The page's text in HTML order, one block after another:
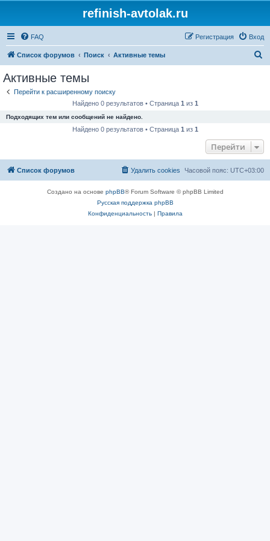
refinish-avtolak.ru
FAQ Вход
Регистрация
Список форумов Поиск Активные темы
Активные темы
Перейти к расширенному поиску
Найдено 0 результатов • Страница 1 из 1
Подходящих тем или сообщений не найдено.
Найдено 0 результатов • Страница 1 из 1
Перейти
Список форумов Часовой пояс: UTC+03:00
Удалить cookies
Создано на основе phpBB® Forum Software © phpBB Limited
Русская поддержка phpBB
Конфиденциальность| Правила